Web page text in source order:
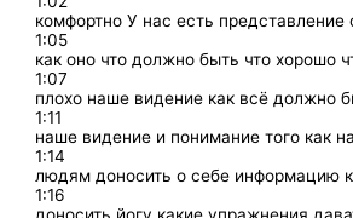
комфортно У нас есть представление
1:05
как оно что должно быть что хорошо
1:07
плохо наше видение как всё должно
1:11
наше видение и понимание того как
1:14
людям доносить о себе информацию
1:16